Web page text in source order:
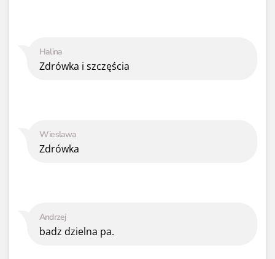
Andrzej
badz dzielna pa.
Wieslawa
Zdrówka
Halina
Zdrówka i szczęścia